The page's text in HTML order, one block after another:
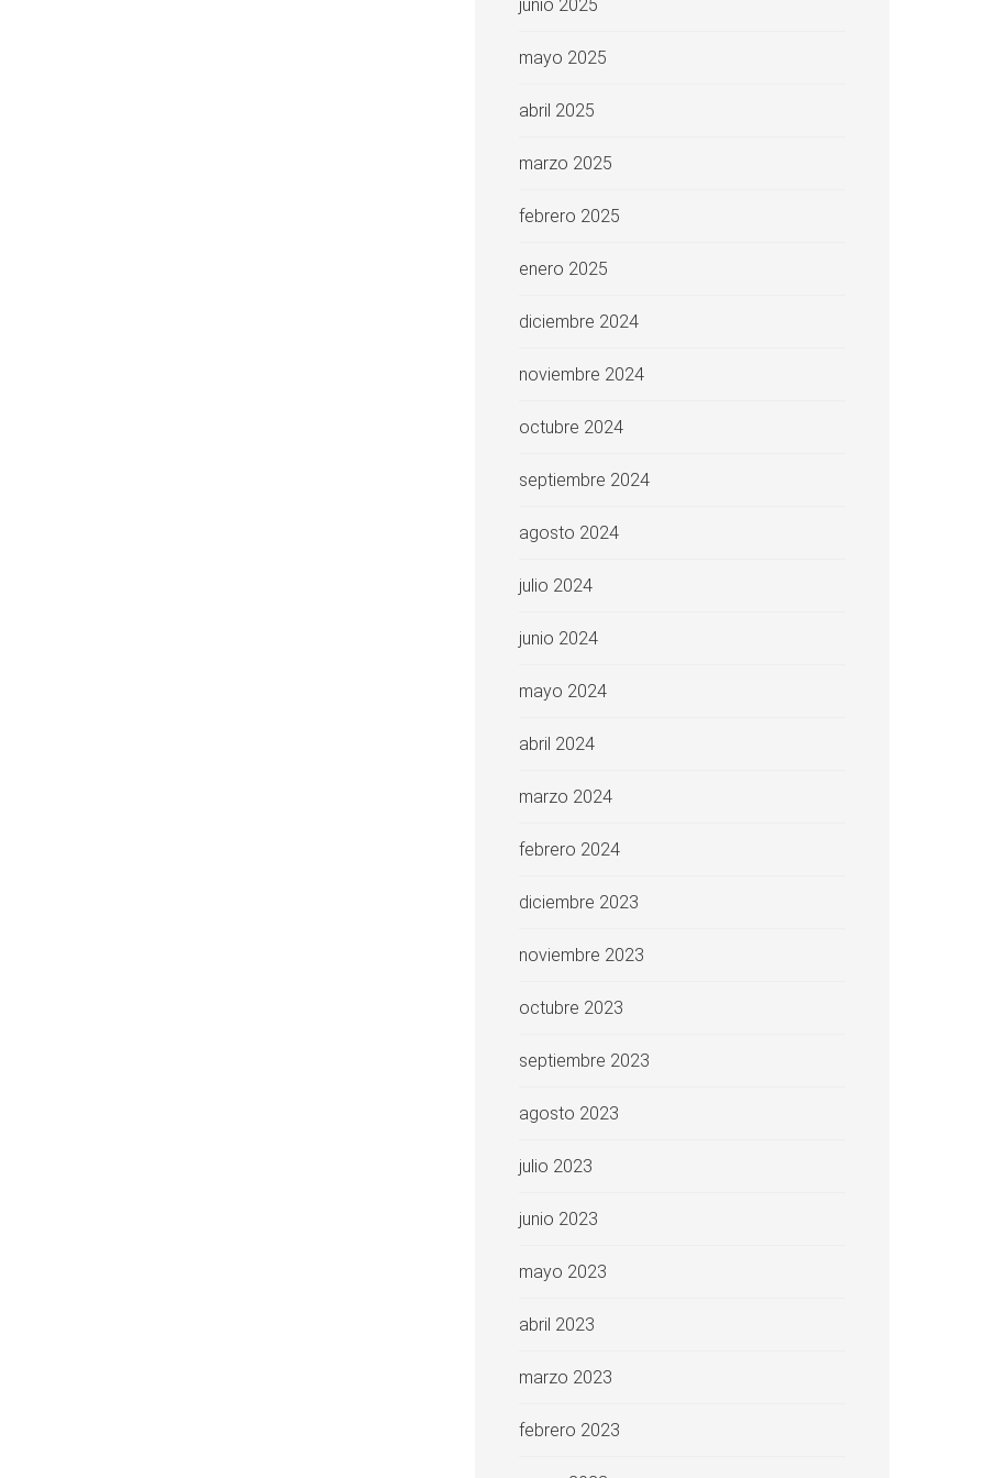
junio 2025
mayo 2025
abril 2025
marzo 2025
febrero 2025
enero 2025
diciembre 2024
noviembre 2024
octubre 2024
septiembre 2024
agosto 2024
julio 2024
junio 2024
mayo 2024
abril 2024
marzo 2024
febrero 2024
diciembre 2023
noviembre 2023
octubre 2023
septiembre 2023
agosto 2023
julio 2023
junio 2023
mayo 2023
abril 2023
marzo 2023
febrero 2023